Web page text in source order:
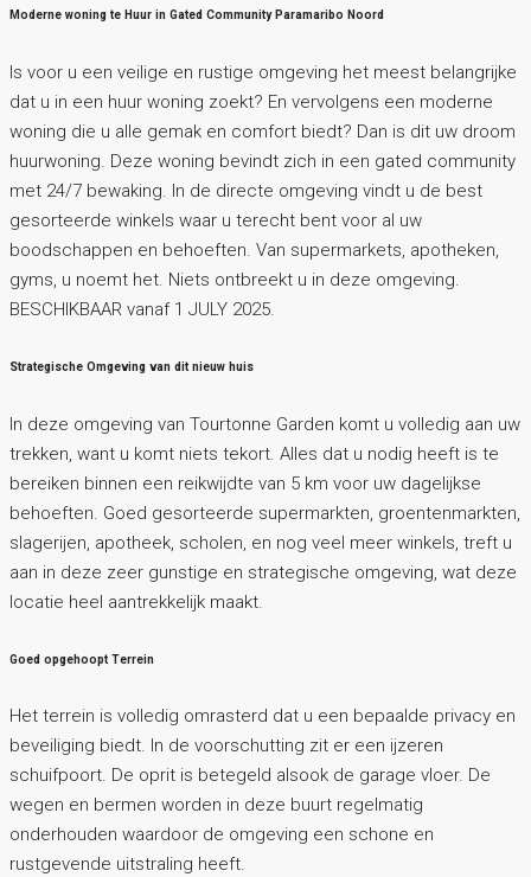
Moderne woning te Huur in Gated Community Paramaribo Noord
Is voor u een veilige en rustige omgeving het meest belangrijke
dat u in een huur woning zoekt? En vervolgens een moderne
woning die u alle gemak en comfort biedt? Dan is dit uw droom
huurwoning. Deze woning bevindt zich in een gated community
met 24/7 bewaking. In de directe omgeving vindt u de best
gesorteerde winkels waar u terecht bent voor al uw
boodschappen en behoeften. Van supermarkets, apotheken,
gyms, u noemt het. Niets ontbreekt u in deze omgeving.
BESCHIKBAAR vanaf 1 JULY 2025.
Strategische Omgeving van dit nieuw huis
In deze omgeving van Tourtonne Garden komt u volledig aan uw
trekken, want u komt niets tekort. Alles dat u nodig heeft is te
bereiken binnen een reikwijdte van 5 km voor uw dagelijkse
behoeften. Goed gesorteerde supermarkten, groentenmarkten,
slagerijen, apotheek, scholen, en nog veel meer winkels, treft u
aan in deze zeer gunstige en strategische omgeving, wat deze
locatie heel aantrekkelijk maakt.
Goed opgehoopt Terrein
Het terrein is volledig omrasterd dat u een bepaalde privacy en
beveiliging biedt. In de voorschutting zit er een ijzeren
schuifpoort. De oprit is betegeld alsook de garage vloer. De
wegen en bermen worden in deze buurt regelmatig
onderhouden waardoor de omgeving een schone en
rustgevende uitstraling heeft.